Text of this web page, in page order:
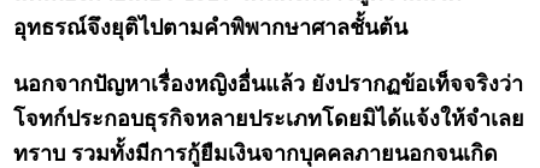
อุทธรณ์จึงยุติไปตามคำพิพากษาศาลชั้นต้น
นอกจากปัญหาเรื่องหญิงอื่นแล้ว ยังปรากฏข้อเท็จจริงว่า
โจทก์ประกอบธุรกิจหลายประเภทโดยมิได้แจ้งให้จำเลย
ทราบ รวมทั้งมีการกู้ยืมเงินจากบุคคลภายนอกจนเกิด